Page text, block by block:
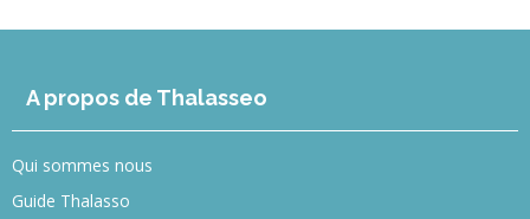
A propos de Thalasseo
Qui sommes nous
Guide Thalasso